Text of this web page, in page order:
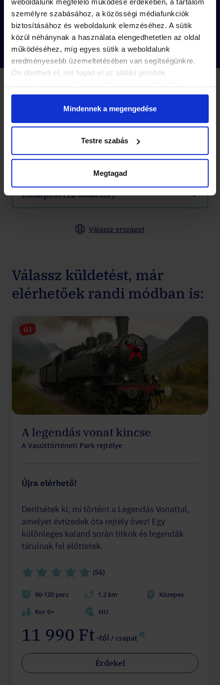
személyre szabásához, a közösségi médiafunkciók
biztosításához és weboldalunk elemzéséhez. A sütik
közül néhánynak a használata elengedhetetlen az oldal
működéséhez, míg egyes sütik a weboldalunk
eredményesebb üzemeltetésében van segítségünkre.
Ön döntheti el, mit fogad el az alábbi gombok
módosíthatja. További részletekről olvashat Adatkezelési
tájékoztatónkban.Mindennek a megengedése
Testre szabás
Megtagad
Vedd meg pár kattintással és
játsszatok
akár azonnal!
Küldetések
küldetést és randi helyszínt!
Budapest (12 küldetés )
Válassz országot
Válassz küldetést, már
elérhetőek randi módban is:
ÚJ
A legendás vonat kincse
A Vasúttörténeti Park rejtélye
Újra elérhető!
Derítsétek ki, mi történt a Legendás Vonattal,
amelyet évtizedek óta rejtély övez! Egy
különleges kaland során titkok és legendák
tárulnak fel előttetek.
(56)
90-120 perc 1,2 km
Közepes
Kor 6+
HU
11 990 Ft -tól / csapat
Érdekel